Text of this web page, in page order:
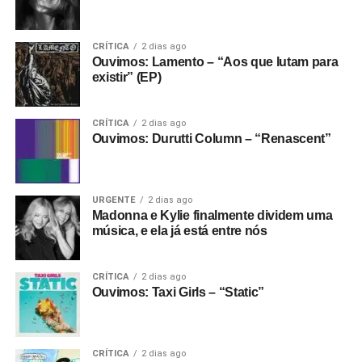
sonoro de uma das bandas mais legais da atualidade.
Gostou do texto? Seu apoio mantém o Pop
Fantasma funcionando todo dia.Apoie aqui.
E se ainda não assinou, dá tempo:
newsletter
CRÍTICA 2 dias ago
Ouvimos: Lamento – “Aos que lutam para
existir” (EP)
CRÍTICA 2 dias ago
Ouvimos: Durutti Column – “Renascent”
URGENTE 2 dias ago
Madonna e Kylie finalmente dividem uma
música, e ela já está entre nós
CRÍTICA 2 dias ago
Ouvimos: Taxi Girls – “Static”
CRÍTICA 2 dias ago